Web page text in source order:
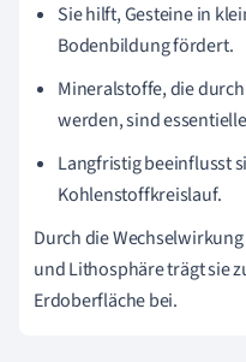
Sie hilft, Gesteine in
Bodenbildung fördert.
Mineralstoffe, die
werden, sind
Langfristig beeinflusst
Kohlenstoffkreislauf.
Durch die
und Lithosphäre trägt sie
Erdoberfläche bei.